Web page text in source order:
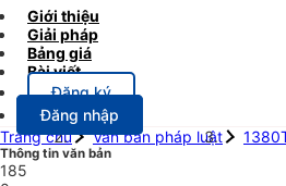
Giới thiệu
Giải pháp
Bảng giá
Bài viết
Đăng ký
Đăng nhập
Trang chủ
Văn bản pháp luật
Thông tin văn bản
185